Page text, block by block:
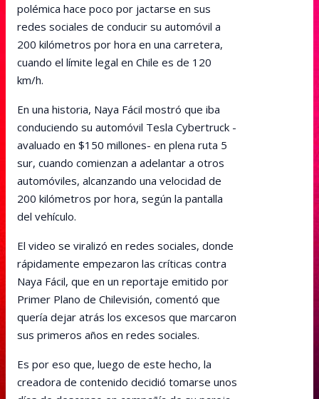
polémica hace poco por jactarse en sus
redes sociales de conducir su automóvil a
200 kilómetros por hora en una carretera,
cuando el límite legal en Chile es de 120
km/h.
En una historia, Naya Fácil mostró que iba
conduciendo su automóvil Tesla Cybertruck -
avaluado en $150 millones- en plena ruta 5
sur, cuando comienzan a adelantar a otros
automóviles, alcanzando una velocidad de
200 kilómetros por hora, según la pantalla
del vehículo.
El video se viralizó en redes sociales, donde
rápidamente empezaron las críticas contra
Naya Fácil, que en un reportaje emitido por
Primer Plano de Chilevisión, comentó que
quería dejar atrás los excesos que marcaron
sus primeros años en redes sociales.
Es por eso que, luego de este hecho, la
creadora de contenido decidió tomarse unos